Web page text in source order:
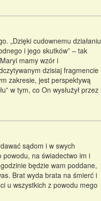
„Dzięki cudownemu działaniu
i jego skutków” – tak
mamy wzór i
dzisiaj fragmencie
zakresie, jest perspektywą
w tym, co On wysłużył przez
sądom i w swych
na świadectwo im i
będzie wam poddane,
Brat wyda brata na śmierć i
u wszystkich z powodu mego